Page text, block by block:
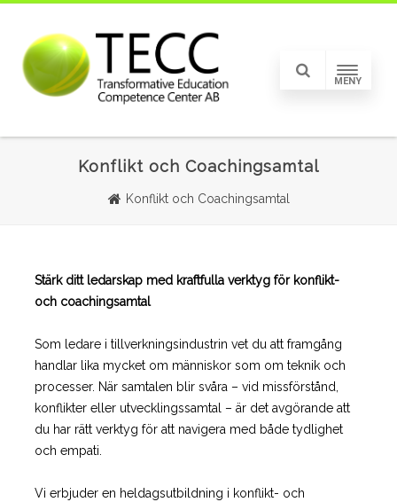
MENY
Konflikt och Coachingsamtal
Konflikt och Coachingsamtal
Stärk ditt ledarskap med kraftfulla verktyg för konflikt-
och coachingsamtal
Som ledare i tillverkningsindustrin vet du att framgång
handlar lika mycket om människor som om teknik och
processer. När samtalen blir svåra – vid missförstånd,
konflikter eller utvecklingssamtal – är det avgörande att
du har rätt verktyg för att navigera med både tydlighet
och empati.
Vi erbjuder en heldagsutbildning i konflikt- och